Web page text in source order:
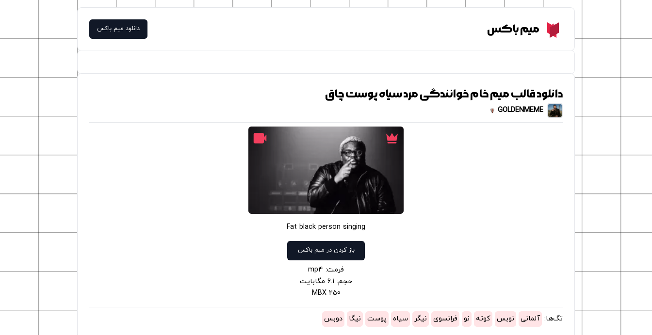
Meme Boxمیم باکس دانلود میم باکس
دانلود قالب میم خام خوانندگی مرد سیاه پوست چاق
GOLDENMEME
Fat black person singing
باز کردن در میم باکس
فرمت: mp4
حجم: 6.1 مگابایت
250 MBX
تگ‌ها: آلمانی نوبس کوته نو فرانسوی نیگر سیاه پوست نیگا دوبس